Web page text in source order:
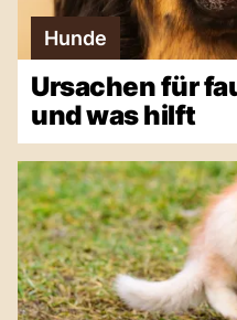
Hunde
Ursachen für
und was hilft